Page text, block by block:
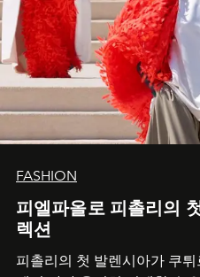
FASHION
피엘파올로 피촐리의
렉션
피촐리의 첫 발렌시아가 쿠